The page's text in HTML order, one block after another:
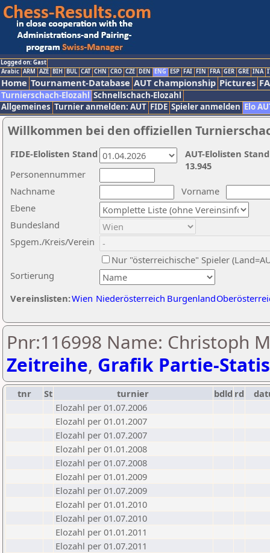
Logged on: Gast
Arabic ARM AZE BIH BUL CAT CHN CRO CZE DEN ENG ESP FAI FIN FRA GER GRE INA
Home Tournament-Database AUT championship Pictures
Turnierschach-Elozahl Schnellschach-Elozahl
Allgemeines Turnier anmelden: AUT FIDE Spieler anmelden Elo
Willkommen bei den offiziellen
Nachname
Vorname
Ebene
Sortierung
Personennummer
Bundesland
Spgem./Kreis/Verein
Nur "österreichische" Spieler
Vereinslisten:Wien Niederösterreich Burgenland
AUT-Elolisten
13.945
FIDE-Elolisten Stand
Pnr:116998 Name: Christoph
Zeitreihe, Grafik Partie-
tnr St turnier bdld rd
Elozahl per 01.07.2006
Elozahl per 01.01.2007
Elozahl per 01.07.2007
Elozahl per 01.01.2008
Elozahl per 01.07.2008
Elozahl per 01.01.2009
Elozahl per 01.07.2009
Elozahl per 01.01.2010
Elozahl per 01.07.2010
Elozahl per 01.01.2011
Elozahl per 01.07.2011